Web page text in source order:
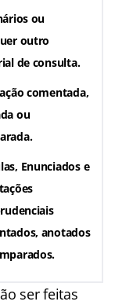
ou
outro
de consulta.
comentada,
ou
Enunciados e
anotados
ser feitas